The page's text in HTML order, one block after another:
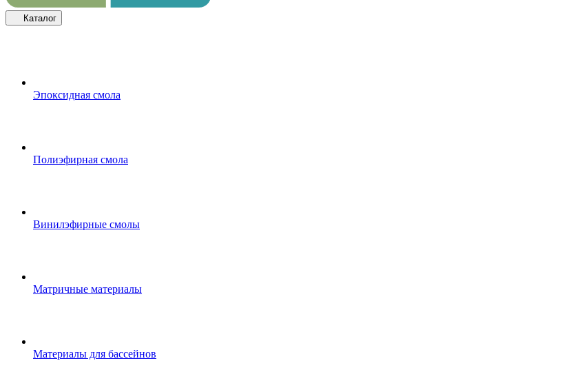
Каталог
Эпоксидная смола
Полиэфирная смола
Винилэфирные смолы
Матричные материалы
Материалы для бассейнов